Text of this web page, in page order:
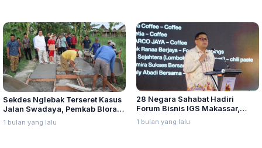
Sekdes Nglebak Terseret Kasus
Jalan Swadaya, Pemkab Blora
Sebut Pendampingan Hukum
Bukan Kewenangannya
1 bulan yang lalu
28 Negara Sahabat Hadiri
Forum Bisnis IGS Makassar,
Munafri Tawarkan Investasi
Stadion Untia
1 bulan yang lalu